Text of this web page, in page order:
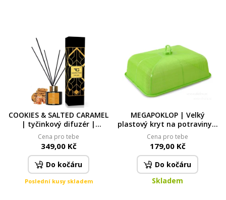
COOKIES & SALTED CARAMEL
| tyčinkový difuzér |
PARFUMIA® | 100 ml
Cena pro tebe
349,00 Kč
Do kočáru
Poslední kusy skladem
MEGAPOKLOP | Velký
plastový kryt na potraviny s
držadlem | ochrana proti
hmyzu
Cena pro tebe
179,00 Kč
Do kočáru
Skladem